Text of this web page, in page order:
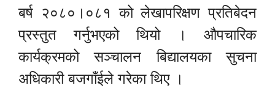
बर्ष २०८०।०८१ को लेखापरिक्षण प्रतिबेदन
प्रस्तुत गर्नुभएको थियो । औपचारिक
कार्यक्रमको सञ्चालन बिद्यालयका सुचना
अधिकारी बजगाँईले गरेका थिए ।